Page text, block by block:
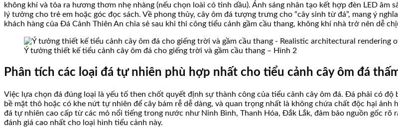
không khí và tỏa ra hương thơm nhẹ nhàng (nếu chọn loài có tinh dầu). Ánh sáng nhân tạo kết hợp đèn LED âm
lý tưởng cho trẻ em hoặc góc đọc sách. Về phong thủy, cây ôm đá tượng trưng cho “cây sinh từ đá”, mang ý
khách hàng của Đá Cảnh Thiên An chia sẻ sau khi thi công tiểu cảnh gầm cầu thang, không khí nhà trở nên dễ
Ý tưởng thiết kế tiểu cảnh cây ôm đá cho giếng trời và gầm cầu thang – Hình 2
Phân tích các loại đá tự nhiên phù hợp nhất cho tiểu cảnh cây ôm đá
Việc lựa chọn đá đúng loại là yếu tố then chốt quyết định sự thành công của tiểu cảnh cây ôm đá. Đá phải có
bề mặt thô hoặc có khe nứt tự nhiên để cây bám rễ dễ dàng, và quan trọng nhất là không chứa chất độc hại
đá tự nhiên cao cấp từ các mỏ nổi tiếng trong nước như Ninh Bình, Thanh Hóa, Đắk Lắk, đảm bảo nguồn gốc
đánh giá cao nhất cho loại hình tiểu cảnh này.